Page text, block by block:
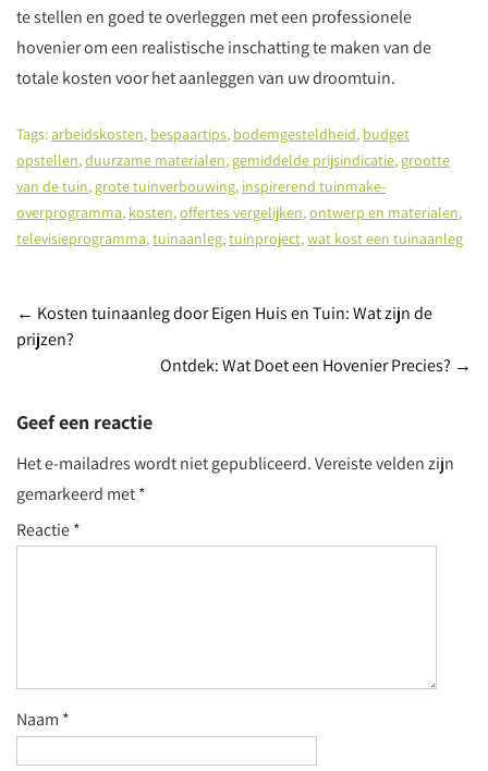
te stellen en goed te overleggen met een professionele
hovenier om een realistische inschatting te maken van de
totale kosten voor het aanleggen van uw droomtuin.
Tags:arbeidskosten, bespaartips, bodemgesteldheid, budget
opstellen,duurzame materialen, gemiddelde prijsindicatie, grootte
van de tuin, grote tuinverbouwing, inspirerend tuinmake-
overprogramma, kosten,offertes vergelijken,ontwerp en materialen,
televisieprogramma,tuinaanleg,tuinproject,wat kost een tuinaanleg
Post
navigation
← Kosten tuinaanleg door Eigen Huis en Tuin: Wat zijn de
prijzen?
Ontdek: Wat Doet een Hovenier Precies? →
Geef een reactie
Het e-mailadres wordt niet gepubliceerd.Vereiste velden zijn
gemarkeerd met*
Reactie*
Naam *